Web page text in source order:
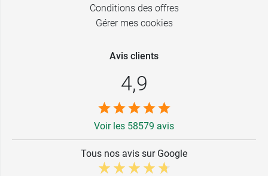
Conditions des offres
Gérer mes cookies
Avis clients
4,9
Voir les 58579 avis
Tous nos avis sur Google